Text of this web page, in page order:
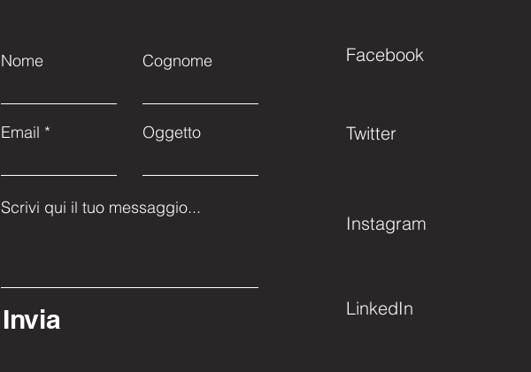
Nome
Email
Cognome
Oggetto
Scrivi qui il tuo messaggio...
Invia
Facebook
Twitter
Instagram
LinkedIn